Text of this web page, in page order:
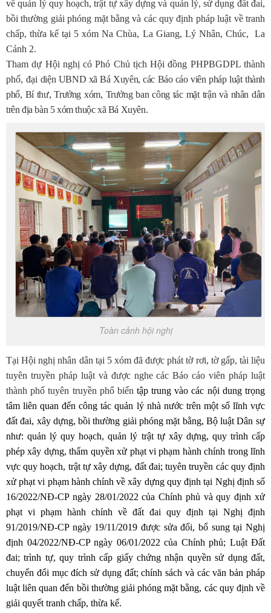
về quản lý quy hoạch, trật tự xây dựng và quản lý, sử dụng đất đai,
bồi thường giải phóng mặt bằng và các quy định pháp luật về tranh
chấp, thừa kế tại 5 xóm Na Chùa, La Giang, Lý Nhân, Chúc, La
Cảnh 2.
Tham dự Hội nghị có Phó Chủ tịch Hội đồng PHPBGDPL thành
phố, đại diện UBND xã Bá Xuyên, các Báo cáo viên pháp luật thành
phố, Bí thư, Trưởng xóm, Trưởng ban công tác mặt trận và nhân dân
trên địa bàn 5 xóm thuộc xã Bá Xuyên.
Toàn cảnh hội nghị
Tại Hội nghị nhân dân tại 5 xóm đã được phát tờ rơi, tờ gấp, tài liệu
tuyên truyền pháp luật và được nghe các Báo cáo viên pháp luật
thành phố tuyên truyền phổ biến tập trung vào các nội dung trọng
tâmliên quan đến công tác quản lý nhà nước trên một số lĩnh vực
đất đai, xây dựng, bồi thường giải phóng mặt bằng, Bộ luật Dân sự
như: quản lý quy hoạch, quản lý trật tự xây dựng, quy trình cấp
phép xây dựng, thẩm quyền xử phạt vi phạm hành chính trong lĩnh
vực quy hoạch, trật tự xây dựng, đất đai; tuyên truyền các quy định
xử phạt vi phạm hành chính về xây dựng quy định tại Nghị định số
16/2022/NĐ-CP ngày 28/01/2022 của Chính phủ và quy định xử
phạt vi phạm hành chính về đất đai quy định tại Nghị định
91/2019/NĐ-CP ngày 19/11/2019 được sửa đổi, bổ sung tại Nghị
định 04/2022/NĐ-CP ngày 06/01/2022 của Chính phủ; Luật Đất
đai; trình tự, quy trình cấp giấy chứng nhận quyền sử dụng đất,
chuyển đổi mục đích sử dụng đất; chính sách và các văn bản pháp
luật liên quan đến bồi thường giải phóng mặt bằng, các quy định về
giải quyết tranh chấp, thừa kế.